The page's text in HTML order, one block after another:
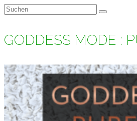
Suchen
GODDESS MODE :